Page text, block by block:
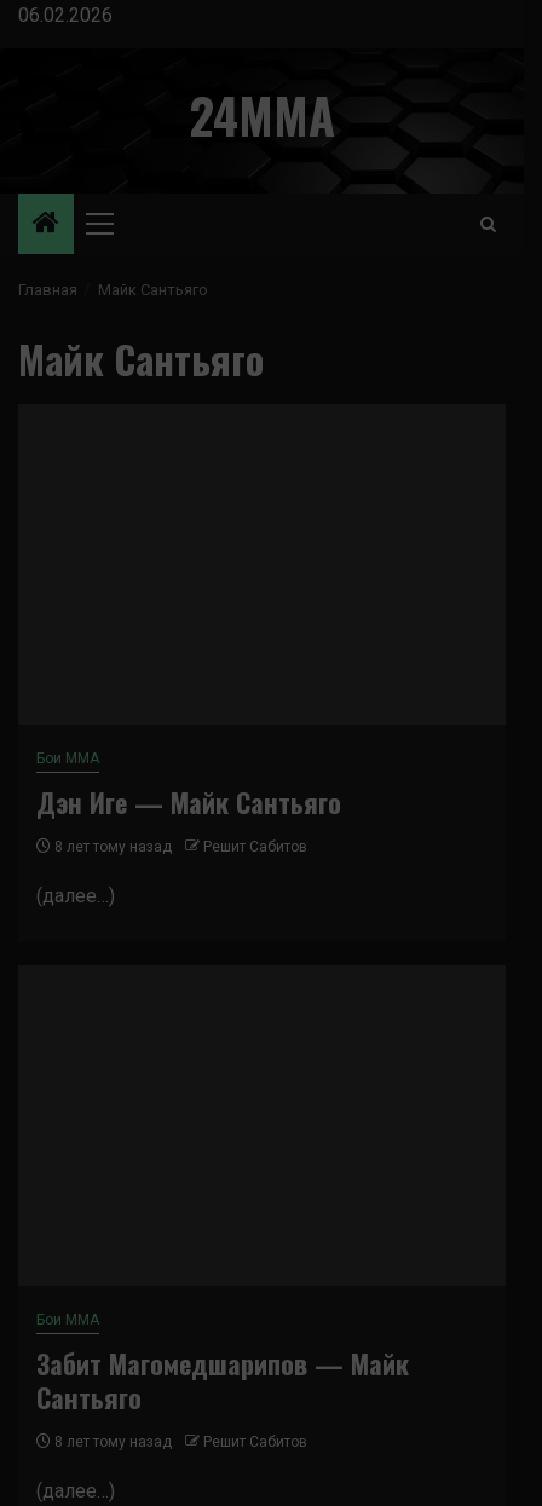
Перейти
06.02.2026
24MMA
Основное
Главная Майк Сантьяго
Майк Сантьяго
Бои ММА
Дэн Иге — Майк Сантьяго
8 лет тому назад Решит Сабитов
(далее…)
Бои ММА
Забит Магомедшарипов — Майк
Сантьяго
8 лет тому назад Решит Сабитов
(далее…)